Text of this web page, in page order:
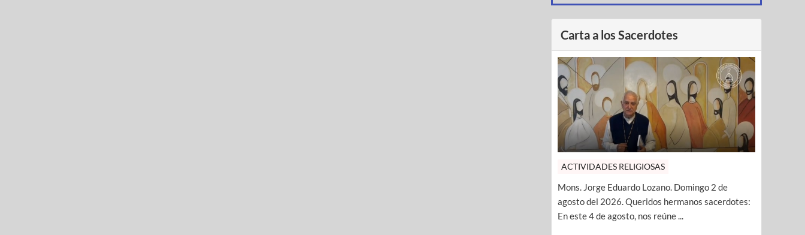
Carta a los Sacerdotes
ACTIVIDADES RELIGIOSAS
Mons. Jorge Eduardo Lozano. Domingo 2 de
agosto del 2026. Queridos hermanos sacerdotes:
En este 4 de agosto, nos reúne ...